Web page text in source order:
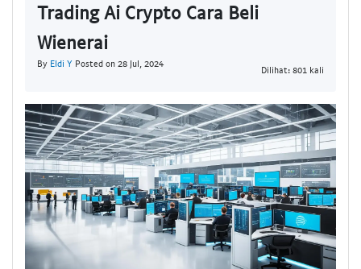
Trading Ai Crypto Cara Beli
Wienerai
By Eldi Y Posted on 28 Jul, 2024
Dilihat: 801 kali